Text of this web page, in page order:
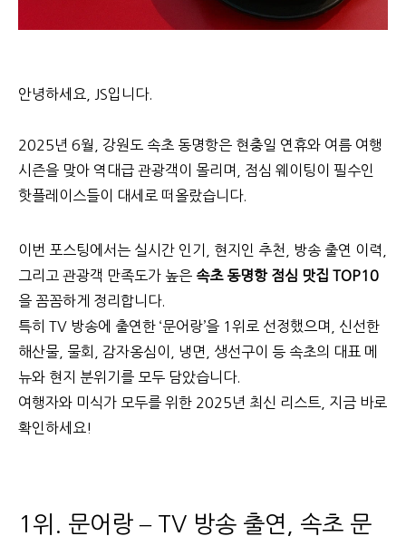
안녕하세요, JS입니다.
2025년 6월, 강원도 속초 동명항은 현충일 연휴와 여름 여행
시즌을 맞아 역대급 관광객이 몰리며, 점심 웨이팅이 필수인
핫플레이스들이 대세로 떠올랐습니다.
이번 포스팅에서는 실시간 인기, 현지인 추천, 방송 출연 이력,
그리고 관광객 만족도가 높은 속초 동명항 점심 맛집 TOP10
을 꼼꼼하게 정리합니다.
특히 TV 방송에 출연한 ‘문어랑’을 1위로 선정했으며, 신선한
해산물, 물회, 감자옹심이, 냉면, 생선구이 등 속초의 대표 메
뉴와 현지 분위기를 모두 담았습니다.
여행자와 미식가 모두를 위한 2025년 최신 리스트, 지금 바로
확인하세요!
1위. 문어랑 – TV 방송 출연, 속초 문